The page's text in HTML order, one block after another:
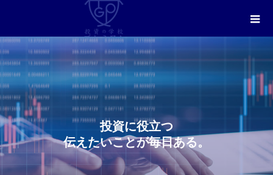
投資に役立つ
伝え たいことが毎日ある。